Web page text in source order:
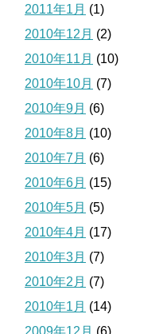
2011年1月 (1)
2010年12月 (2)
2010年11月 (10)
2010年10月 (7)
2010年9月 (6)
2010年8月 (10)
2010年7月 (6)
2010年6月 (15)
2010年5月 (5)
2010年4月 (17)
2010年3月 (7)
2010年2月 (7)
2010年1月 (14)
2009年12月 (6)